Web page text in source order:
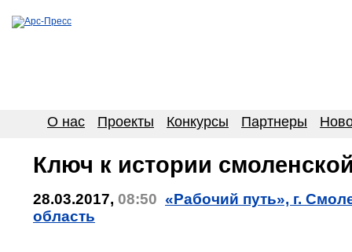
О нас Проекты Конкурсы Партнеры
Ключ к истории
28.03.2017, 08:50 «Рабочий путь», г.
область